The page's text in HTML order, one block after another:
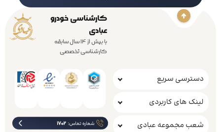
کارشناسی خودرو
عبادی
با بیش از 14 سال سابقه
کارشناسی تخصصی
دسترسی سریع
لینک های کاربردی
شعب مجموعه عبادی